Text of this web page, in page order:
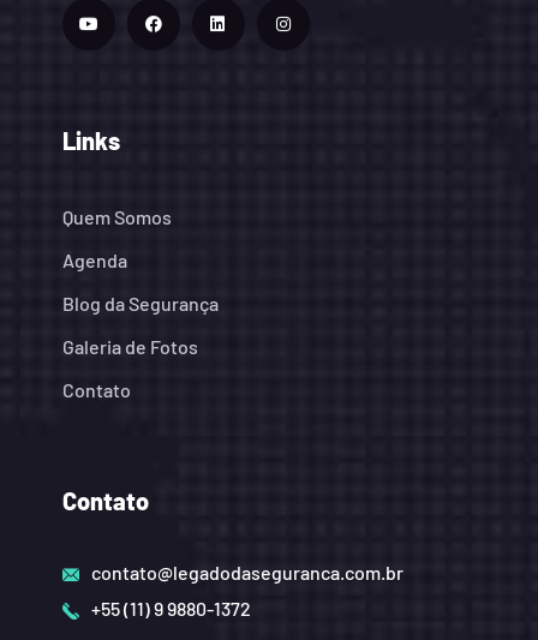
Links
Quem Somos
Agenda
Blog da Segurança
Galeria de Fotos
Contato
Contato
contato@legadodaseguranca.com.br
+55 (11) 9 9880-1372